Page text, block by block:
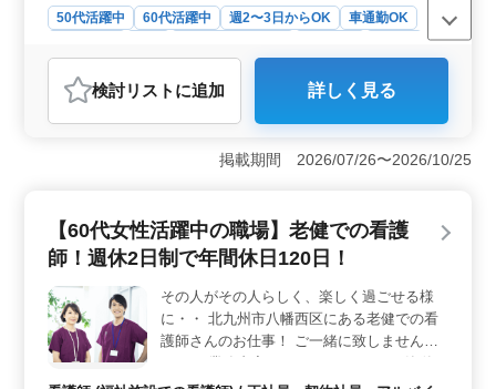
50代活躍中 60代活躍中 週2〜3日からOK
車通勤OK
アルバイト・パート
おすすめポイント
＜働きやすさ＞ 北九州市・小倉北区での老健での看護
師募集です。週休2日制や残業が少なめなので、仕事とプ
ライベートの両立がしやすい環境が整っています。ま
楽しく働ける環境です。 ＜業務内容＞ 老健での看
護師業務を通じて、患者様の生活をサポートします。バ
様々な業務に携わりながら、患者様の安心と快適な生活
を支えます。オンコールもないため、仕事に集中できる
環境です。 ＜キャリアアップ＞ 看護師実務経験5年
以上の方を対象としていますが、新たな環境での挑戦を
歓迎しています。経験豊富な看護師さんが活躍できる場
検討リスト に追加 詳しく見る
掲載期間 2026/07/26〜2026/10/25
【60代女性活躍中の職場】老健での看護
師！週休2日制で年間休日120日！
その人がその人らしく、楽しく過ごせる様
に・・ 北九州市八幡西区にある老健での看
護師さんのお仕事！ ご一緒に致しません
か？ ＊業務内容＊ バイタルチェック 簡単な
医療処置 食事、排泄補助 入浴の介助 レクリ